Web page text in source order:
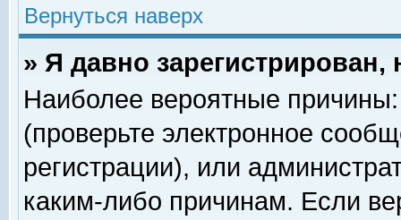
Вернуться наверх
» Я давно
Наиболее вероятные
(проверьте электронное
регистрации), или
каким-либо причинам. Если